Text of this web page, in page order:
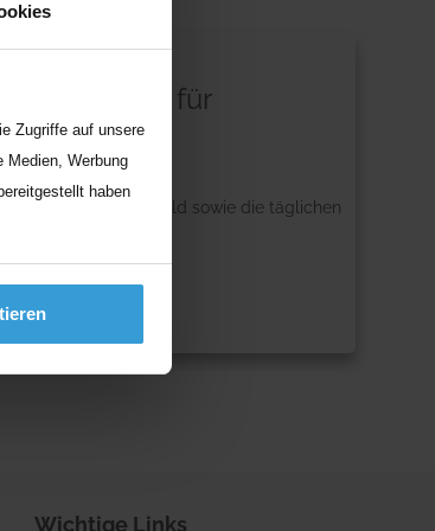
Zugriffe auf unsere
Medien, Werbung
haben
Pflegekraft für
Das bekannte Umfeld sowie die täglichen
Wichtige Links